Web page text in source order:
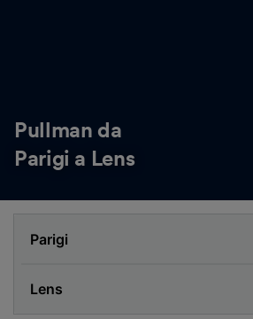
Pullman da
Parigi a Lens